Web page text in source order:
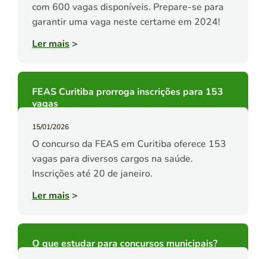
com 600 vagas disponíveis. Prepare-se para
garantir uma vaga neste certame em 2024!
Ler mais>
FEAS Curitiba prorroga inscrições para 153
vagas
15/01/2026
O concurso da FEAS em Curitiba oferece 153
vagas para diversos cargos na saúde.
Inscrições até 20 de janeiro.
Ler mais>
O que estudar para concursos municipais?